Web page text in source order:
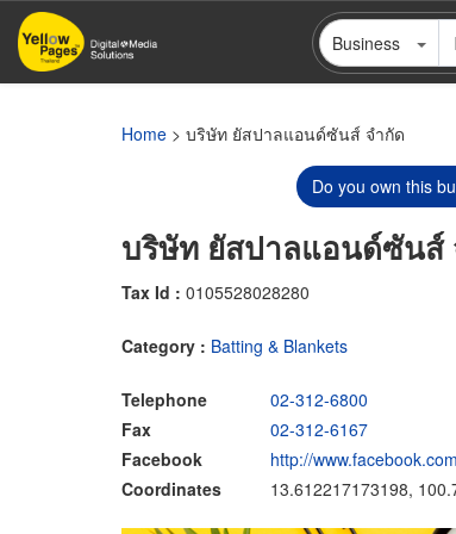
Skip
main
Business
Home > บริษัท ยัสปาลแอนด์ซันส์ จำกัด
Do you own this
บริษัท ยัสปาลแอนด์ซันส์
Tax Id : 0105528028280
Category : Batting & Blankets
Telephone
02-312-6800
Fax
02-312-6167
Facebook
http://
Coordinates
13.612217173198,